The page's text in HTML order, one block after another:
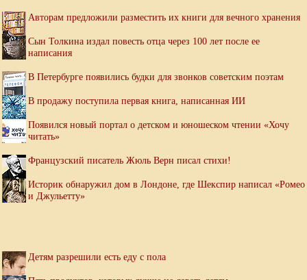
Авторам предложили разместить их книги для вечного хранения
Сын Толкина издал повесть отца через 100 лет после ее
написания
В Петербурге появились будки для звонков советским поэтам
В продажу поступила первая книга, написанная ИИ
Появился новый портал о детском и юношеском чтении «Хочу
читать»
Французский писатель Жюль Верн писал стихи!
Историк обнаружил дом в Лондоне, где Шекспир написал «Ромео
и Джульетту»
Детям разрешили есть еду с пола